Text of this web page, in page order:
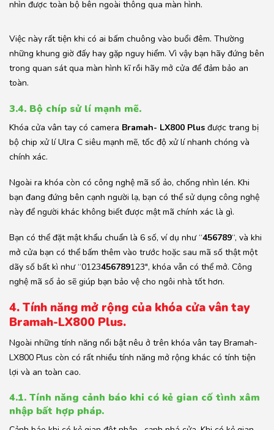
nhìn được toàn bộ bên ngoài thông qua màn hình.
Việc này rất tiện khi có ai bấm chuông vào buổi đêm. Thường
những khung giờ đấy hay gặp nguy hiểm. Vì vậy bạn hãy đứng bên
trong quan sát qua màn hình kĩ rồi hãy mở cửa để đảm bảo an
toàn.
3.4. Bộ chíp sử lí mạnh mẽ.
Khóa cửa vân tay có camera Bramah- LX800 Plus được trang bị
bộ chip xử lí Ulra C siêu mạnh mẽ, tốc độ xử lí nhanh chóng và
chính xác.
Ngoài ra khóa còn có công nghệ mã số ảo, chống nhìn lén. Khi
bạn đang đứng bên cạnh người lạ, bạn có thể sử dụng công nghệ
này để người khác không biết được mật mã chính xác là gì.
Bạn có thể đặt mật khẩu chuẩn là 6 số, ví dụ như “456789“, và khi
mở cửa bạn có thể bấm thêm vào trước hoặc sau mã số thật một
dãy số bất kì như “0123456789123″, khóa vẫn có thể mở. Công
nghệ mã số ảo sẽ giúp bạn bảo vệ cho ngôi nhà tốt hơn.
4. Tính năng mở rộng của khóa cửa vân tay
Bramah-LX800 Plus.
Ngoài những tính năng nổi bật nêu ở trên khóa vân tay Bramah-
LX800 Plus còn có rất nhiều tính năng mở rộng khác có tính tiện
lợi và an toàn cao.
4.1. Tính năng cảnh báo khi có kẻ gian cố tình xâm
nhập bất hợp pháp.